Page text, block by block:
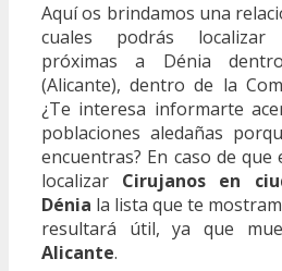
Aquí os brindamos una
cuales podrás localizar
próximas a Dénia
(Alicante), dentro de la
¿Te interesa informarte
poblaciones aledañas
encuentras? En caso de que
localizar Cirujanos en
Dénia la lista que te
resultará útil, ya que
Alicante.